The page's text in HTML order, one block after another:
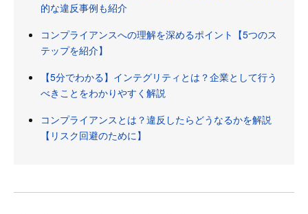
的な違反事例も紹介
コンプライアンスへの理解を深めるポイント【5つのス
テップを紹介】
【5分でわかる】インテグリティとは？企業として行う
べきことをわかりやすく解説
コンプライアンスとは？違反したらどうなるかを解説
【リスク回避のために】